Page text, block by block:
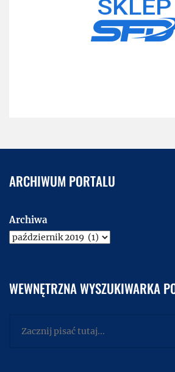
ARCHIWUM PORTALU
Archiwa
WEWNĘTRZNA WYSZUKIWARKA